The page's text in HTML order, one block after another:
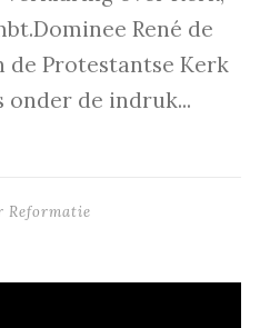
René de
de Protestantse Kerk
onder de indruk...
Reformatie